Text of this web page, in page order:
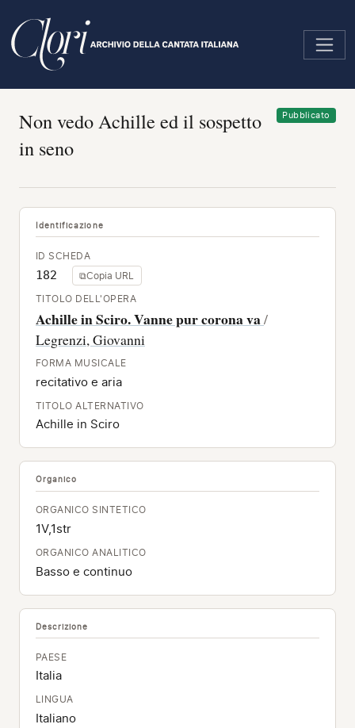
contenuto
principale
Non vedo Achille ed il sospetto
in seno
Pubblicato
Identificazione
ID SCHEDA
182 ⧉Copia URL
TITOLO DELL'OPERA
Achille in Sciro. Vanne pur corona va/
Legrenzi, Giovanni
FORMA MUSICALE
recitativo e aria
TITOLO ALTERNATIVO
Achille in Sciro
Organico
ORGANICO SINTETICO
1V,1str
ORGANICO ANALITICO
Basso e continuo
Descrizione
PAESE
Italia
LINGUA
Italiano